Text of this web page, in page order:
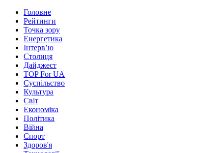
Головне
Рейтинги
Точка зору
Енергетика
Інтерв’ю
Столиця
Дайджест
TOP For UA
Суспiльство
Культура
Світ
Економіка
Політика
Війна
Спорт
Здоров'я